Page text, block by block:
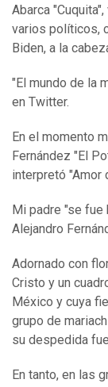
Abarca
varios políticos,
Biden, a la
"El mundo de la
en Twitter.
En el momento
Fernández "El
interpretó "Amor
Mi padre "se fue
Alejandro
Adornado con
Cristo y un
México y cuya
grupo de
su despedida
En tanto, en las